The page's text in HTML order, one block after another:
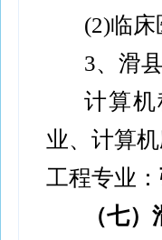
(2)临床
3、滑
计算
业、计算
工程专业：
（七